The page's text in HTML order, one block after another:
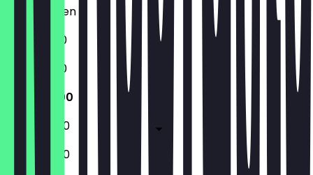
Geschlossen
11:00 - 18:00
11:00 - 18:00
11:00 - 18:00
10:00 - 19:00
10:00 - 19:00